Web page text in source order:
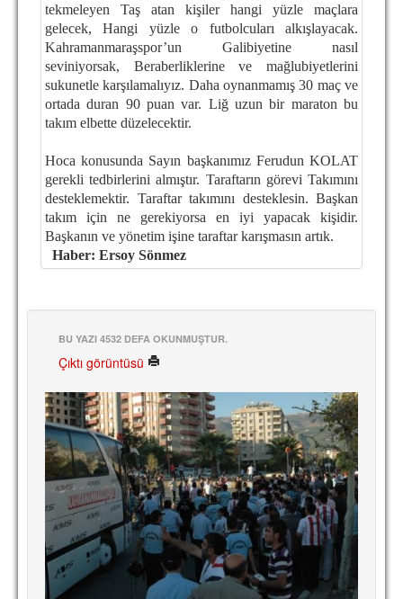
MİSYON
HAKKIMIZDA
İRTİBAT
SİTE İSTATİSTİKLERİ
REKLAM YAYINI
tekmeleyen Taş atan kişiler hangi yüzle maçlara
gelecek, Hangi yüzle o futbolcuları alkışlayacak.
Kahramanmaraşspor’un Galibiyetine nasıl
seviniyorsak, Beraberliklerine ve mağlubiyetlerini
sukunetle karşılamalıyız. Daha oynanmamış 30 maç ve
ortada duran 90 puan var. Liğ uzun bir maraton bu
takım elbette düzelecektir.
Hoca konusunda Sayın başkanımız Ferudun KOLAT
gerekli tedbirlerini almıştır. Taraftarın görevi Takımını
desteklemektir. Taraftar takımını desteklesin. Başkan
takım için ne gerekiyorsa en iyi yapacak kişidir.
Başkanın ve yönetim işine taraftar karışmasın artık.
Haber: Ersoy Sönmez
BU YAZI 4532 DEFA OKUNMUŞTUR.
Çıktı görüntüsü